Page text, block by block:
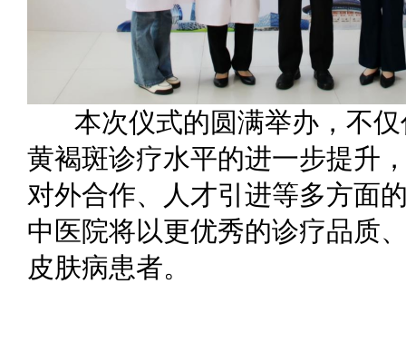
本次仪式的圆满举办，不
黄褐斑诊疗水平的进一步提升
对外合作、人才引进等多方面
中医院将以更优秀的诊疗品质
皮肤病患者。